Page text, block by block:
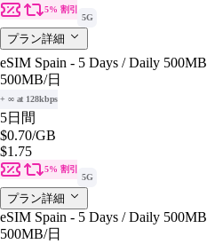
5% 割引
5G
プラン詳細
eSIM Spain - 5 Days / Daily 500MB
500MB/日
+ ∞ at 128kbps
5日間
$0.70/GB
$1.75
5% 割引
5G
プラン詳細
eSIM Spain - 5 Days / Daily 500MB
500MB/日